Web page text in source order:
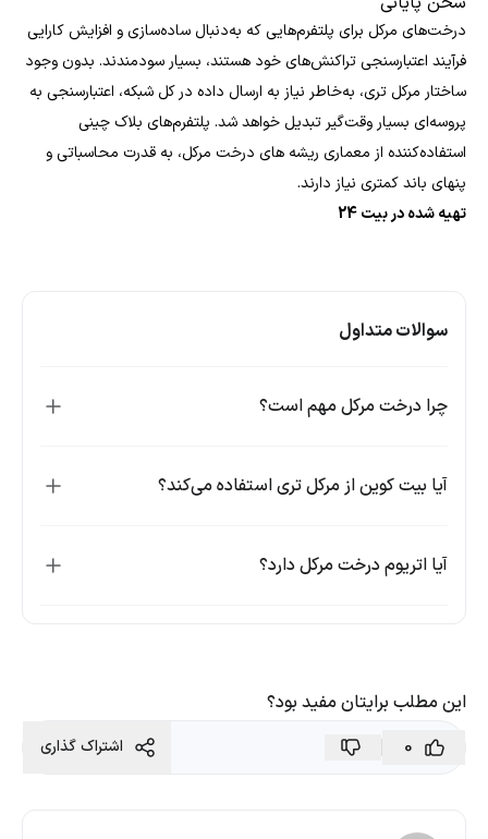
درخت‌های مرکل برای پلتفرم‌هایی که به‌دنبال ساده‌سازی و افزایش کارایی
فرآیند اعتبارسنجی تراکنش‌های خود هستند، بسیار سودمندند. بدون وجود
ساختار مرکل تری، به‌خاطر نیاز به ارسال داده در کل شبکه، اعتبارسنجی به
پروسه‌ای بسیار وقت‌گیر تبدیل خواهد شد. پلتفرم‌های بلاک چینی
استفاده‌کننده از معماری ریشه های درخت مرکل، به قدرت محاسباتی و
پنهای باند کمتری نیاز دارند.
تهیه شده در بیت 24
سوالات متداول
چرا درخت مرکل مهم است؟
آیا بیت کوین از مرکل تری استفاده می‌کند؟
آیا اتریوم درخت مرکل دارد؟
این مطلب برایتان مفید بود؟
0
اشتراک گذاری